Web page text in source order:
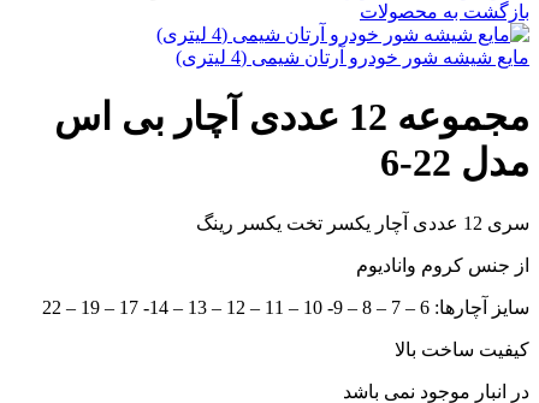
بازگشت به محصولات
مایع شیشه شور خودرو آرتان شیمی (4 لیتری)
مجموعه 12 عددی آچار بی اس
مدل 22-6
سری 12 عددی آچار یکسر تخت یکسر رینگ
از جنس کروم وانادیوم
سایز آچارها: 6 – 7 – 8 – 9- 10 – 11 – 12 – 13 – 14- 17 – 19 – 22
کیفیت ساخت بالا
در انبار موجود نمی باشد